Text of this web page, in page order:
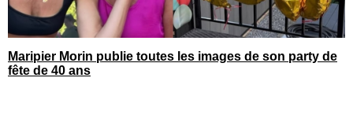
Maripier Morin publie toutes les images de son party de
fête de 40 ans